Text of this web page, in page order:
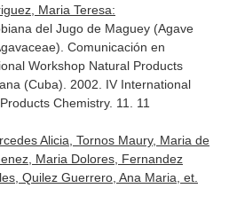
Maria Teresa:
del Jugo de Maguey (Agave
Comunicación en
Workshop Natural Products
(Cuba). 2002. IV International
Chemistry. 11. 11
Alicia, Tornos Maury, Maria de
Maria Dolores, Fernandez
Quilez Guerrero, Ana Maria, et.